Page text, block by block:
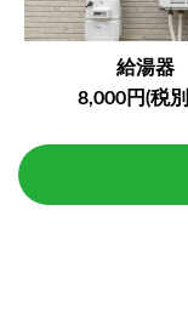
給湯器
8,000円(税